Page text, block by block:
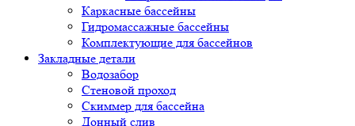
Каркасные бассейны
Гидромассажные бассейны
Комплектующие для бассейнов
Закладные детали
Водозабор
Стеновой проход
Скиммер для бассейна
Донный слив